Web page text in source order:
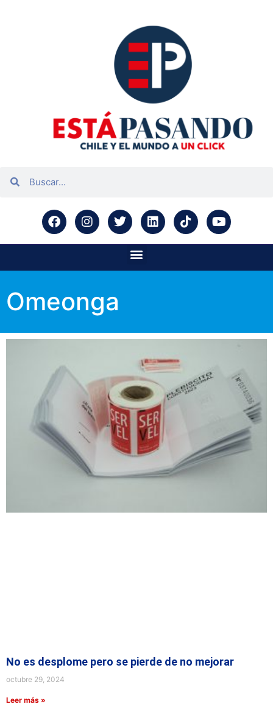
Omeonga
No es desplome pero se pierde de no mejorar
octubre 29, 2024
Leer más »